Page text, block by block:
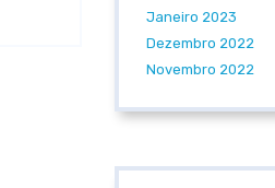
Janeiro 2023
Dezembro 2022
Novembro 2022